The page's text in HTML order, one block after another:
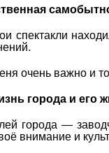
спектакли
очень важно и
города и его
города —
внимание и